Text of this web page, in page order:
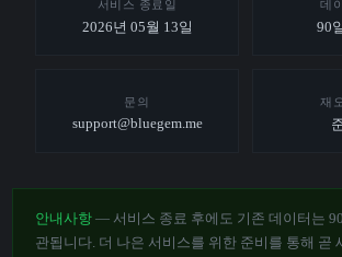
서비스 종료일
2026년 05월 13일
데
90
문의
support@bluegem.me
재
안내사항 — 서비스 종료 후에도 기존 데이터는
관됩니다. 더 나은 서비스를 위한 준비를 통해 곧